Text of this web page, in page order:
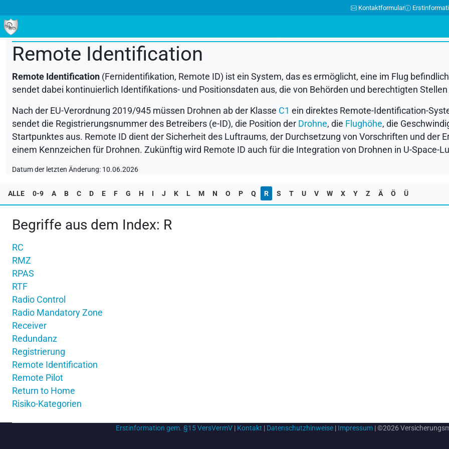
Kontaktformular
Remote Identification
Remote Identification (Fernidentifikation, Remote ID) ist ein System, das es ermöglicht, eine im Flug
sendet dabei kontinuierlich Identifikations- und Positionsdaten aus, die von Behörden und berechtigten
Nach der EU-Verordnung 2019/945 müssen Drohnen ab der Klasse C1 ein direktes Remote-Identification-
sendet die Registrierungsnummer des Betreibers (e-ID), die Position der Drohne, die Flughöhe, die
Startpunktes aus. Remote ID dient der Sicherheit des Luftraums, der Durchsetzung von Vorschriften und der
einem Kennzeichen für Drohnen. Zukünftig wird Remote ID auch für die Integration von Drohnen in U-Space-
Datum der letzten Änderung: 10.06.2026
ALLE 0-9 A B C D E F G H I J K L M N O P Q R S T U V W X Y Z Ä Ö Ü
Begriffe aus dem Index: R
RC
RMZ
RPAS
RTF
Radio Control
Radio Mandatory Zone
Receiver
Redundanz
Registrierung
Remote Identification
Remote Pilot
Return to Home
Risiko-Kategorien
Erstinformation gem. §15 VersVermV| Kontakt | Datenschutzhinweise| Impressum| ©2026